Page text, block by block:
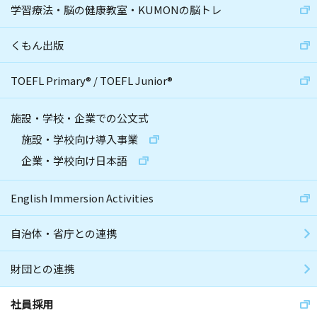
学習療法・脳の健康教室・KUMONの脳トレ
くもん出版
TOEFL Primary® /TOEFL Junior®
施設・学校・企業での公文式
施設・学校向け導入事業
企業・学校向け日本語
English Immersion Activities
自治体・省庁との連携
財団との連携
社員採用